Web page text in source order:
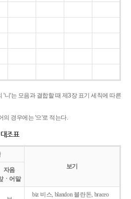
'니'는 모음과 결합할 때 제3장 표기 세칙에 따른
의 경우에는 '으'로 적는다.
조표
보기
자음
ㆍ어말
biz 비스, blandon 블란돈, braceo